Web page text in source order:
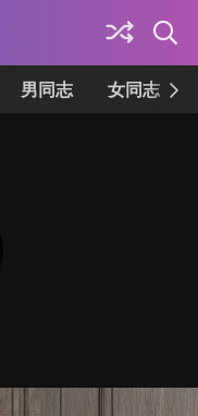
男同志 女同志